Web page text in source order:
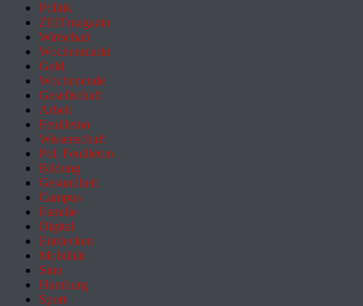
Politik
ZEITmagazin
Wirtschaft
Wochenmarkt
Geld
Wochenende
Gesellschaft
Arbeit
Feuilleton
Wissenschaft
Pol. Feuilleton
Bildung
Gesundheit
Campus
Familie
Digital
Entdecken
Mobilität
Sinn
Hamburg
Sport